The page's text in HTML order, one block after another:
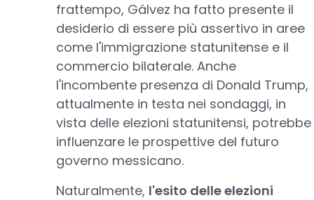
frattempo, Gálvez ha fatto presente il
desiderio di essere più assertivo in aree
come l'immigrazione statunitense e il
commercio bilaterale. Anche
l'incombente presenza di Donald Trump,
attualmente in testa nei sondaggi, in
vista delle elezioni statunitensi, potrebbe
influenzare le prospettive del futuro
governo messicano.
Naturalmente, l'esito delle elezioni